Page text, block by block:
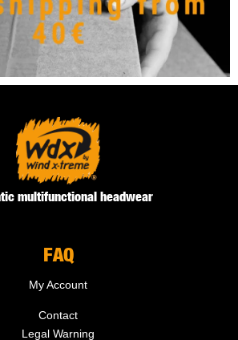
multifunctional headwear
FAQ
My Account
Contact
Legal Warning